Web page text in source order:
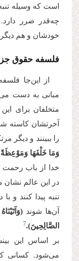
است که وسیله تنبه
چه‌قدر ضرر
خودشان و هم
فلسفه حقوق جزا
از این‌جا
مبانی به دست
متخلفان برای
آخرتشان کاسته
را ببینند و دیگر
وَمَا خَلْفَهَا وَمَوْعِظَةً
خدا از باب رحمت
در این عالم نشان
تنبه پیدا کنند و
آن‌ها شوند
الصَّالِحِینَ).7
بر اساس این
می‌شود. کسانی